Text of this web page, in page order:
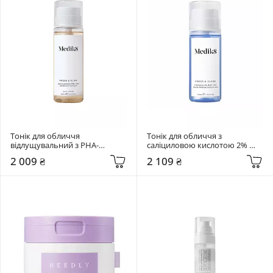
Тонік для обличчя
відлущувальний з PHA-
Press & Glow
2 009 ₴
Тонік для обличчя з
саліциловою кислотою 2%
Medik8 150 мл Press & Clear
2 109 ₴